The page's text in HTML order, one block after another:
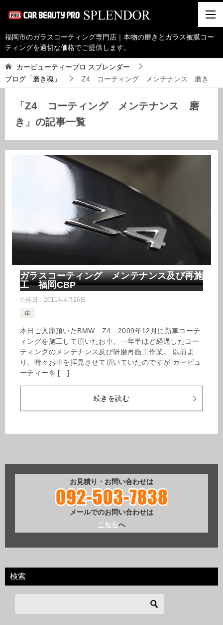
福岡市のガラスコーティング専門店｜本物の磨きとガラス被膜コー
ティングを適切な価格でご提供します。
カービューティープロ スプレンダー
ブログ「磨き魂」
Z4 コーティング メンテナンス 磨き
「Z4 コーティング メンテナンス 磨
き」の記事一覧
ガラスコーティング メンテナンス及び再施
工 福岡CBP
公開日： 2011年4月26日
車
本日ご入庫頂いたBMW Z4 2009年12月に新車コーテ
ィングを施工して頂いたお車。一年半ほど経過したコー
ティングのメンテナンス及び研磨再施工作業。 以前よ
り、時々お車を拝見させて頂いていたのですが カービュ
ーティーを […]
続きを読む
お見積り・お問い合わせは
メールでのお問い合わせは
こちらへ
検索